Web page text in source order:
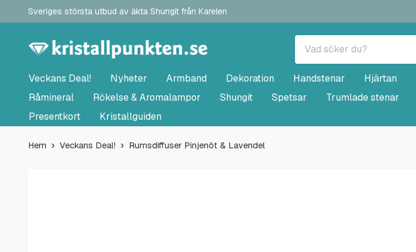
Sveriges största utbud av äkta Shungit från Karelen
Veckans Deal!
Nyheter Armband Dekoration Handstenar Hjärtan
Råmineral
Rökelse & Aromalampor Shungit Spetsar Trumlade stenar
Presentkort
Kristallguiden
Hem Veckans Deal! Rumsdiffuser Pinjenöt & Lavendel